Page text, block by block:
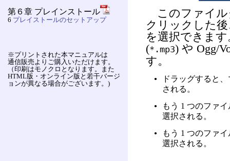
第６章 プレインストール
6 プレイストールのセットアップ
※プリントされた本マニュアルは
通信販売よりご購入いただけます。
（印刷はモノクロとなります。また
HTML版・オンライン版と若干バージ
ョンが異なる場合がございます。)
このファイル
クリックした
を選択できま
(*.mp3) や Ogg/
す。
●
ドラッグすると
される。
●
もう 1 つのファ
選択される。
●
もう 1 つのファ
選択される。